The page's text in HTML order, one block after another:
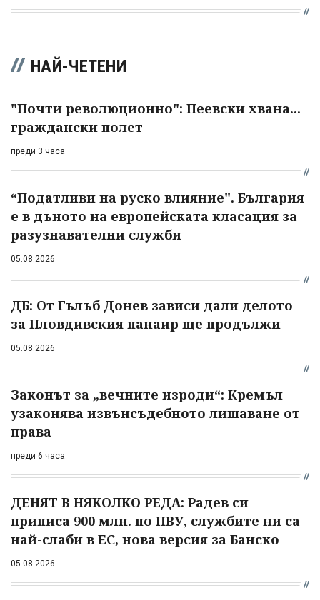
НАЙ-ЧЕТЕНИ
"Почти революционно": Пеевски хвана...
граждански полет
преди 3 часа
“Податливи на руско влияние". България
е в дъното на европейската класация за
разузнавателни служби
05.08.2026
ДБ: От Гълъб Донев зависи дали делото
за Пловдивския панаир ще продължи
05.08.2026
Законът за „вечните изроди“: Кремъл
узаконява извънсъдебното лишаване от
права
преди 6 часа
ДЕНЯТ В НЯКОЛКО РЕДА: Радев си
приписа 900 млн. по ПВУ, службите ни са
най-слаби в ЕС, нова версия за Банско
05.08.2026